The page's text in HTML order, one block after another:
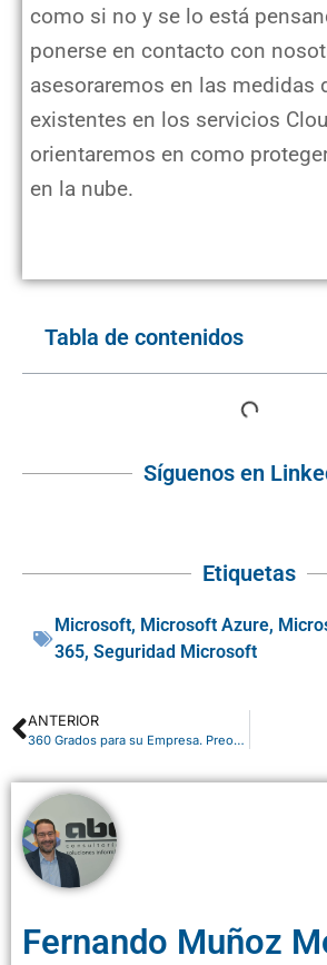
como si no y se lo está
ponerse en contacto con
asesoraremos en las medidas
existentes en los servicios
orientaremos en como
en la nube.
Tabla de contenidos
Síguenos en
Etiquetas
Microsoft, Microsoft Azure,
365, Seguridad Microsoft
ANTERIOR
360 Grados para su Empresa. Preocúpate de tú negocio, nosotros del Sistema Informático
Fernando Muñoz